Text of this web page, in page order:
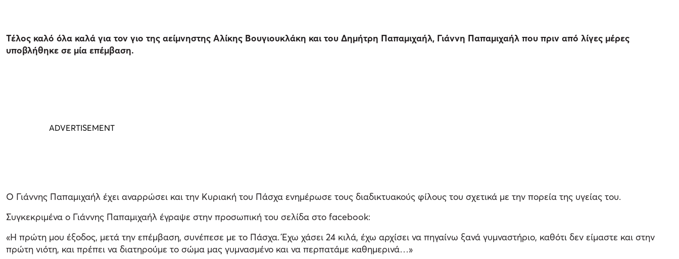
Τέλος καλό όλα καλά για τον γιο της αείμνηστης Αλίκης Βουγιουκλάκη και του Δημήτρη Παπαμιχαήλ, Γιάννη Παπαμιχαήλ που πριν από λίγες μέρες
υποβλήθηκε σε μία επέμβαση.
Ο Γιάννης Παπαμιχαήλ έχει αναρρώσει και την Κυριακή του Πάσχα ενημέρωσε τους διαδικτυακούς φίλους του σχετικά με την πορεία της υγείας του.
Συγκεκριμένα ο Γιάννης Παπαμιχαήλ έγραψε στην προσωπική του σελίδα στο facebook:
«Η πρώτη μου έξοδος, μετά την επέμβαση, συνέπεσε με το Πάσχα. Έχω χάσει 24 κιλά, έχω αρχίσει να πηγαίνω ξανά γυμναστήριο, καθότι δεν είμαστε και στην
πρώτη νιότη, και πρέπει να διατηρούμε το σώμα μας γυμνασμένο και να περπατάμε καθημερινά…»